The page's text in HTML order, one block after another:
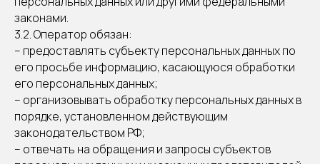
законами.
3.2. Оператор обязан:
– предоставлять субъекту персональных данных по
его просьбе информацию, касающуюся обработки
его персональных данных;
– организовывать обработку персональных данных в
порядке, установленном действующим
законодательством РФ;
– отвечать на обращения и запросы субъектов